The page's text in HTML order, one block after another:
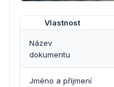
Vlastnost
Název
dokumentu
Jméno a příjmení